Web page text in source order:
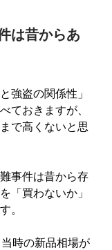
は昔からあ
強盗の関係性」
ておきますが、
で高くないと思
事件は昔から存
「買わないか」
。
時の新品相場が